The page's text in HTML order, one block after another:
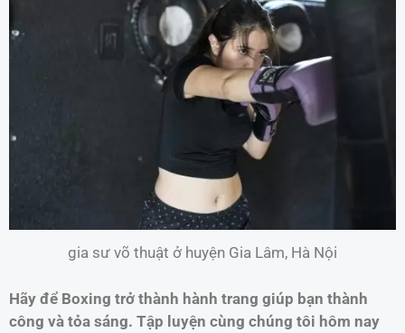
gia sư võ thuật ở huyện Gia Lâm, Hà Nội
Hãy để Boxing trở thành hành trang giúp bạn thành
công và tỏa sáng. Tập luyện cùng chúng tôi hôm nay